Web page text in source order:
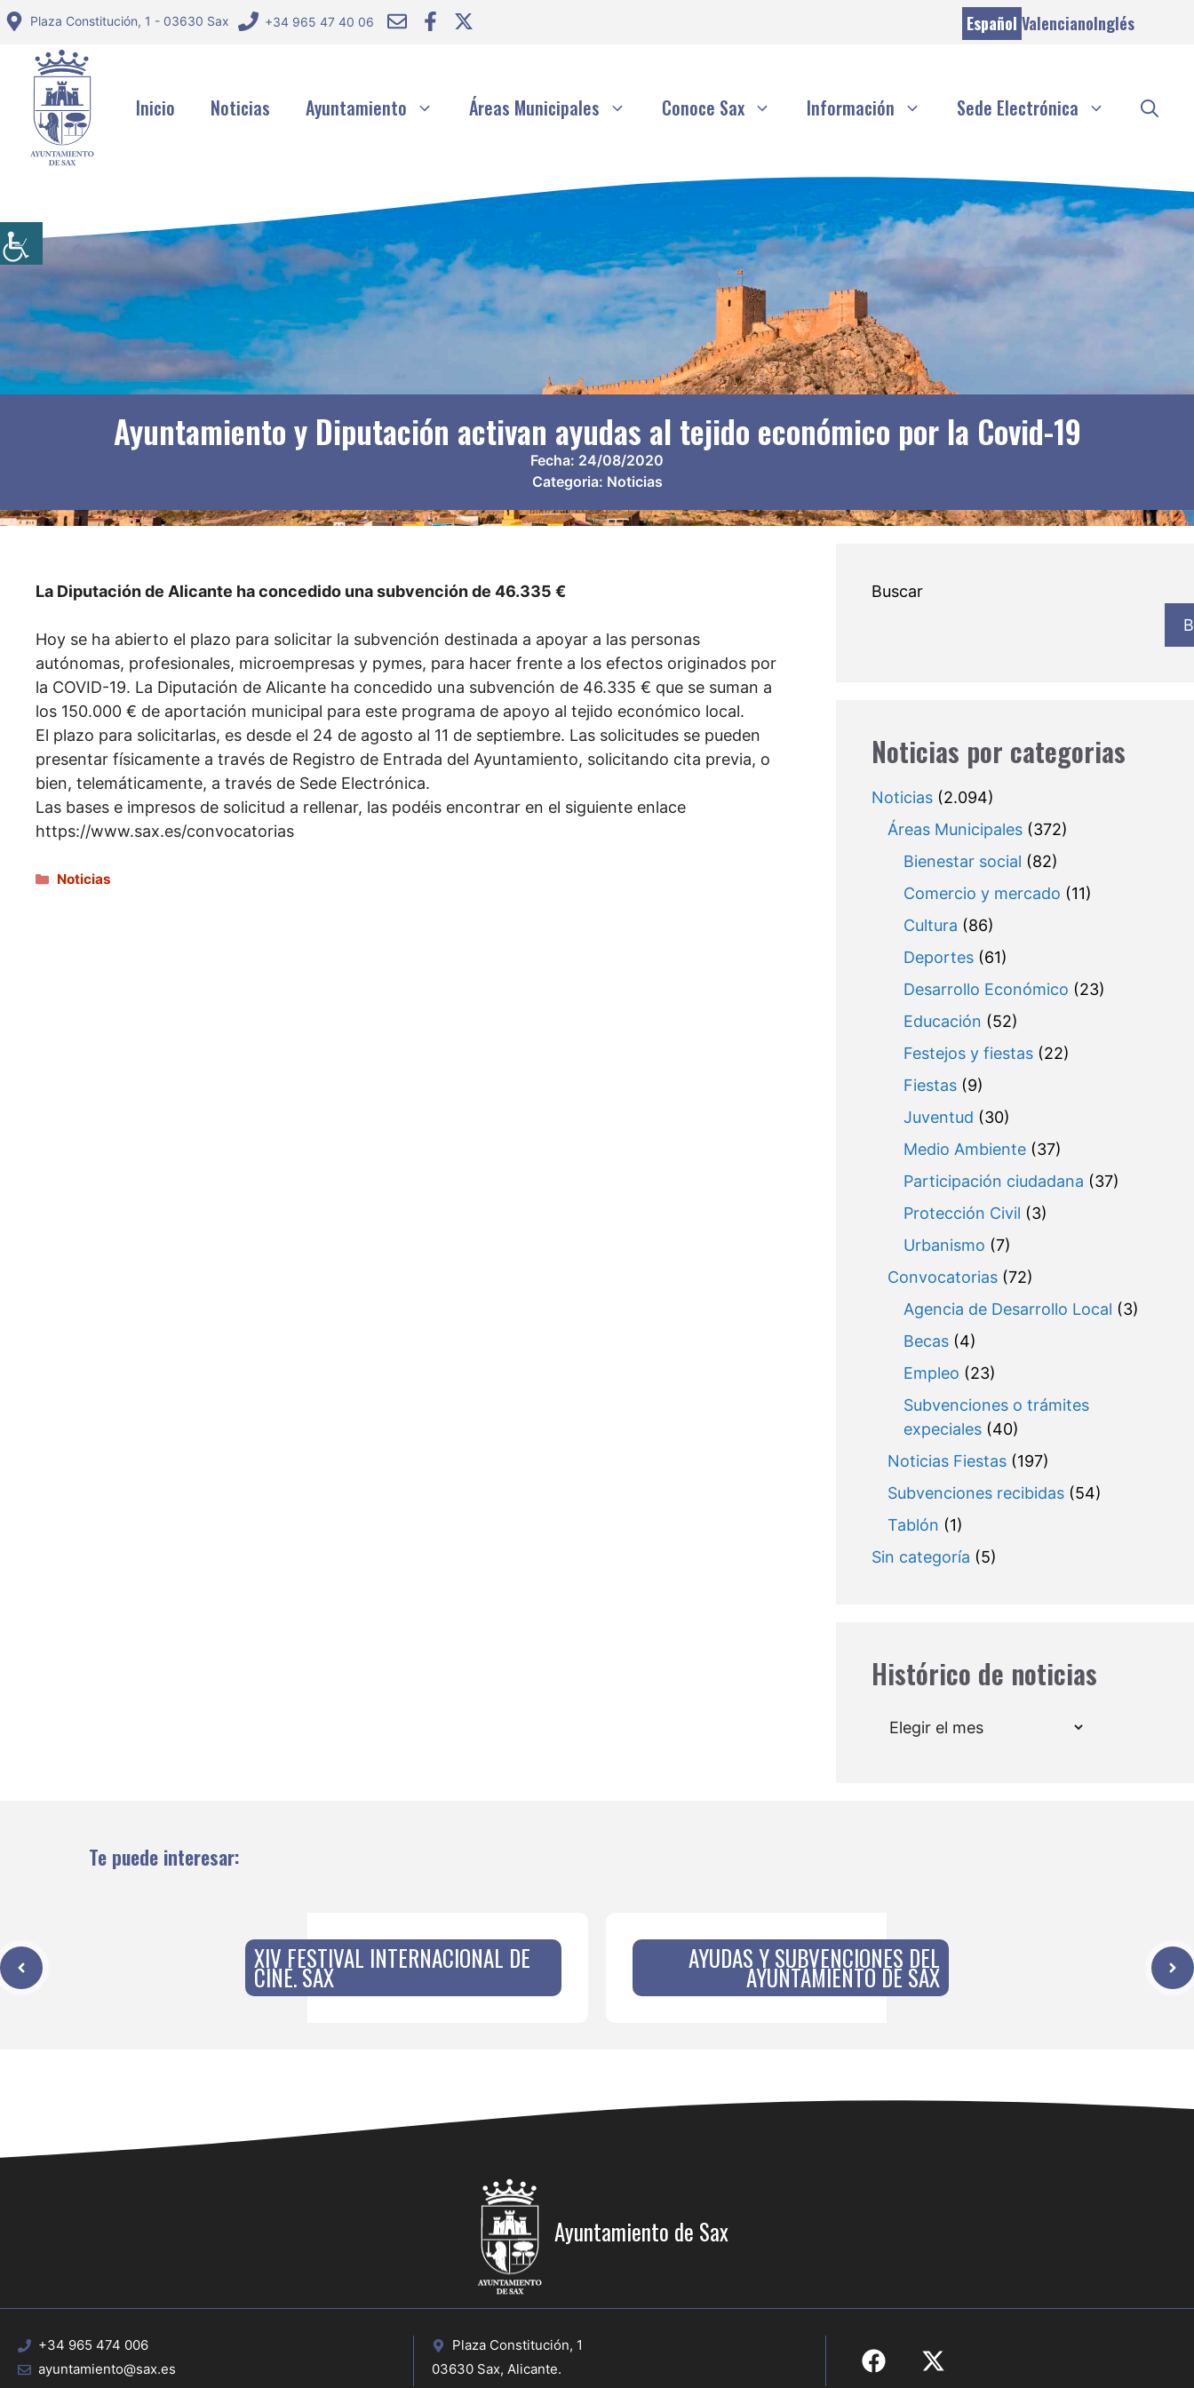
Saltar
contenido
Plaza Constitución, 1 - 03630 Sax +34 965 47 40 06 Español ValencianoInglés
Inicio Noticias Ayuntamiento Áreas Municipales Conoce Sax Información Sede Electrónica
Ayuntamiento y Diputación activan ayudas al tejido económico por la Covid-19
Fecha: 24/08/2020
Categoria: Noticias
La Diputación de Alicante ha concedido una subvención de 46.335 €
Hoy se ha abierto el plazo para solicitar la subvención destinada a apoyar a las personas
autónomas, profesionales, microempresas y pymes, para hacer frente a los efectos originados por
la COVID-19. La Diputación de Alicante ha concedido una subvención de 46.335 € que se suman a
los 150.000 € de aportación municipal para este programa de apoyo al tejido económico local.
El plazo para solicitarlas, es desde el 24 de agosto al 11 de septiembre. Las solicitudes se pueden
presentar físicamente a través de Registro de Entrada del Ayuntamiento, solicitando cita previa, o
bien, telemáticamente, a través de Sede Electrónica.
Las bases e impresos de solicitud a rellenar, las podéis encontrar en el siguiente enlace
https://www.sax.es/convocatorias
Categorías
Noticias
Buscar
Noticias por categorias
Noticias(2.094)
Áreas Municipales(372)
Bienestar social (82)
Comercio y mercado (11)
Cultura (86)
Deportes(61)
Desarrollo Económico (23)
Educación (52)
Festejos y fiestas(22)
Fiestas(9)
Juventud (30)
Medio Ambiente(37)
Participación ciudadana (37)
Protección Civil (3)
Urbanismo (7)
Convocatorias(72)
Agencia de Desarrollo Local (3)
Becas(4)
Empleo (23)
Subvenciones o trámites
expeciales(40)
Noticias Fiestas(197)
Subvenciones recibidas(54)
Tablón (1)
Sin categoría (5)
Histórico de noticias
Archivos
Te puede interesar:
XIV FESTIVAL INTERNACIONAL DE
CINE. SAX
AYUDAS Y SUBVENCIONES DEL
AYUNTAMIENTO DE SAX
Ayuntamiento de Sax
+34 965 474 006
ayuntamiento@sax.es
Plaza Constitución, 1
03630 Sax, Alicante.